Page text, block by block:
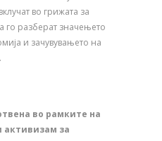
во грижата за
го разберат значењето
и зачувувањето на
во рамките на
активизам за